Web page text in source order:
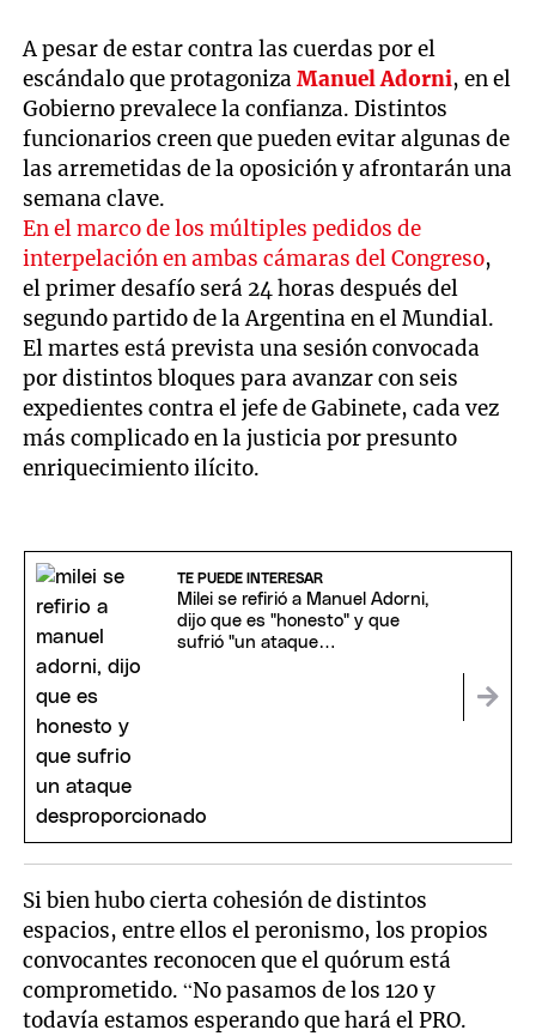
A pesar de estar contra las cuerdas por el
escándalo que protagoniza Manuel Adorni, en el
Gobierno prevalece la confianza. Distintos
funcionarios creen que pueden evitar algunas de
las arremetidas de la oposición y afrontarán una
semana clave.
En el marco de los múltiples pedidos de
interpelación en ambas cámaras del Congreso,
el primer desafío será 24 horas después del
segundo partido de la Argentina en el Mundial.
El martes está prevista una sesión convocada
por distintos bloques para avanzar con seis
expedientes contra el jefe de Gabinete, cada vez
más complicado en la justicia por presunto
enriquecimiento ilícito.
TE PUEDE INTERESAR
Milei se refirió a Manuel Adorni,
dijo que es "honesto" y que
sufrió "un ataque
Si bien hubo cierta cohesión de distintos
espacios, entre ellos el peronismo, los propios
convocantes reconocen que el quórum está
comprometido. “No pasamos de los 120 y
todavía estamos esperando que hará el PRO.